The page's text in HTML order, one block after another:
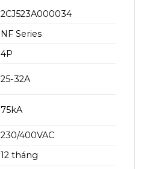
2CJ523A000034
NF Series
4P
25-32A
75kA
230/400VAC
12 tháng